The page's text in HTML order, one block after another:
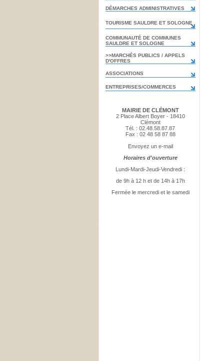
DÉMARCHES ADMINISTRATIVES
TOURISME SAULDRE ET SOLOGNE
COMMUNAUTÉ DE COMMUNES
SAULDRE ET SOLOGNE
>>MARCHÉS PUBLICS / APPELS
D'OFFRES
ASSOCIATIONS
ENTREPRISES/COMMERCES
MAIRIE DE CLÉMONT
2 Place Albert Boyer - 18410
Clémont
Tél. : 02.48.58.87.87
Fax : 02 48 58 87 88
Envoyez un e-mail
Horaires d'ouverture
Lundi-Mardi-Jeudi-Vendredi :
de 9h à 12 h et de 14h à 17h
Fermée le mercredi et le samedi